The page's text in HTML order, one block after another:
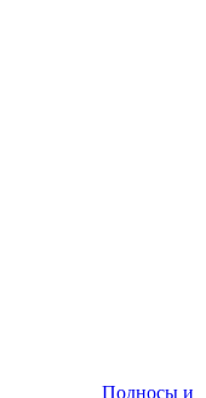
Подносы и